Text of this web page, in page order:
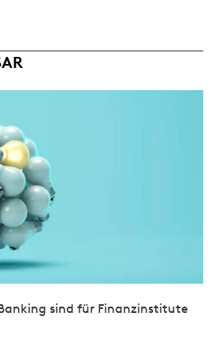
sind für Finanzinstitute